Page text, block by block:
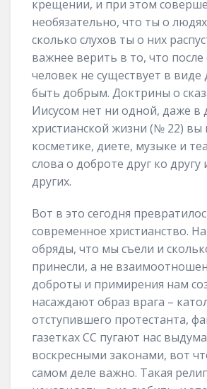
крещении, и при этом
необязательно, что ты о
сколько слухов ты о них
важнее верить в то, что после
человек не существует в
быть добрым. Доктрины о
Иисусом нет ни одной, даже в
христианской жизни (№ 22) вы
косметике, диете, музыке и
слова о доброте друг ко другу
других.
Вот в это сегодня
современное христианство.
обряды, что мы съели и
принесли, а не
доброты и примирения нам
насаждают образ врага –
отступившего протестанта,
газетках СС пугают нас
воскресными законами, вот
самом деле важно. Такая